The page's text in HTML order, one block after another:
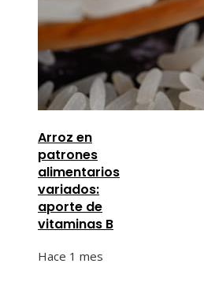
Arroz en
patrones
alimentarios
variados:
aporte de
vitaminas B
Hace 1 mes